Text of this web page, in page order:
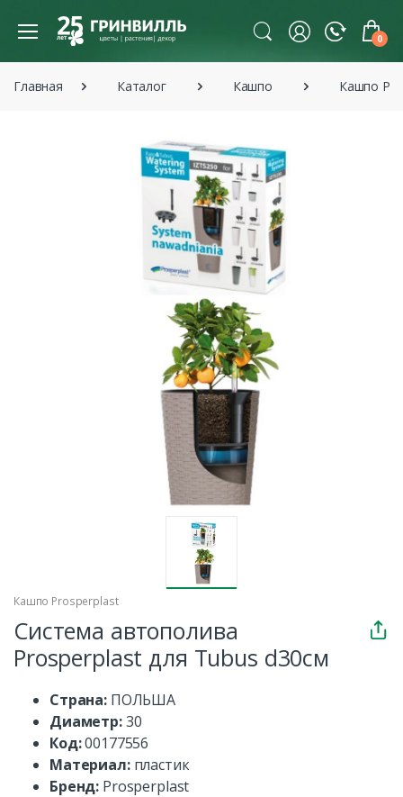
0
Главная Каталог Кашпо Кашпо
Кашпо Prosperplast
Система автополива
Prosperplast для Tubus d30см
Страна: ПОЛЬША
Диаметр:30
Код:00177556
Материал: пластик
Бренд: Prosperplast